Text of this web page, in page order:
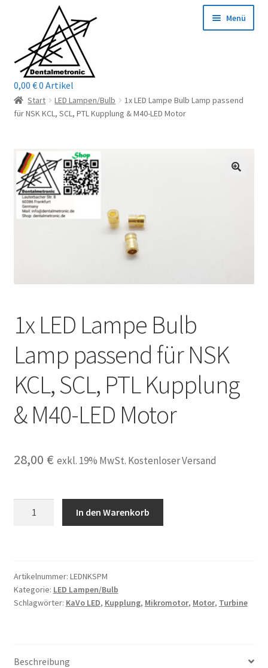
Navigation
springen
springen
Menü
Home
Mein Konto / Login
Kontakt
Reparaturservice
Unsere Firma
Warenkorb
Stellenangebote
0,00 €0 Artikel
Start LED Lampen/Bulb
1x LED Lampe Bulb Lamp passend
für NSK KCL, SCL, PTL Kupplung & M40-LED Motor
1x LED Lampe Bulb
Lamp passend für NSK
KCL, SCL, PTL Kupplung
& M40-LED Motor
28,00 € exkl. 19% MwSt. Kostenloser Versand
passend
für
PTL
In den Warenkorb
Artikelnummer: LEDNKSPM
Kategorie: LED Lampen/Bulb
Schlagwörter: KaVo LED, Kupplung, Mikromotor, Motor, Turbine
Beschreibung